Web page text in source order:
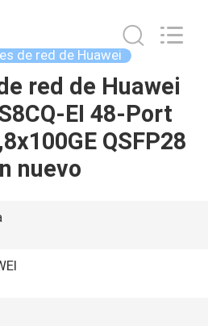
de red de Huawei
red de Huawei
EI 48-Port
QSFP28
nuevo